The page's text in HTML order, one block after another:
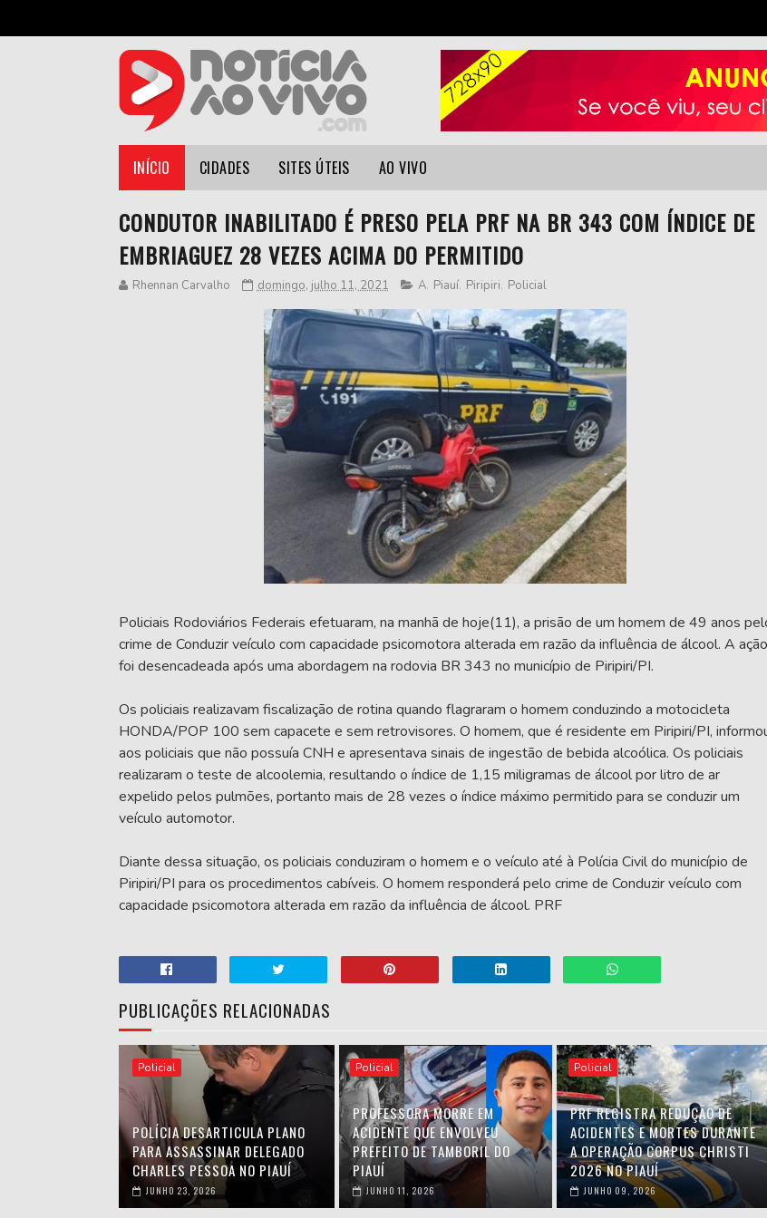
INÍCIO CIDADES SITES ÚTEIS AO VIVO
CONDUTOR INABILITADO É PRESO PELA PRF NA BR 343 COM ÍNDICE DE
EMBRIAGUEZ 28 VEZES ACIMA DO PERMITIDO
Rhennan Carvalho domingo, julho 11, 2021 A, Piauí, Piripiri, Policial
Policiais Rodoviários Federais efetuaram, na manhã de hoje(11), a prisão de um homem de 49 anos
crime de Conduzir veículo com capacidade psicomotora alterada em razão da influência de álcool. A ação
foi desencadeada após uma abordagem na rodovia BR 343 no município de Piripiri/PI.
Os policiais realizavam fiscalização de rotina quando flagraram o homem conduzindo a motocicleta
HONDA/POP 100 sem capacete e sem retrovisores. O homem, que é residente em Piripiri/PI,
aos policiais que não possuía CNH e apresentava sinais de ingestão de bebida alcoólica. Os policiais
realizaram o teste de alcoolemia, resultando o índice de 1,15 miligramas de álcool por litro de ar
expelido pelos pulmões, portanto mais de 28 vezes o índice máximo permitido para se conduzir um
veículo automotor.
Diante dessa situação, os policiais conduziram o homem e o veículo até à Polícia Civil do município de
Piripiri/PI para os procedimentos cabíveis. O homem responderá pelo crime de Conduzir veículo com
capacidade psicomotora alterada em razão da influência de álcool. PRF
PUBLICAÇÕES RELACIONADAS
Policial
POLÍCIA DESARTICULA PLANO
PARA ASSASSINAR DELEGADO
CHARLES PESSOA NO PIAUÍ
JUNHO 23, 2026
Policial
PROFESSORA MORRE EM
ACIDENTE QUE ENVOLVEU
PREFEITO DE TAMBORIL DO
PIAUÍ
JUNHO 11, 2026
Policial
PRF REGISTRA REDUÇÃO DE
ACIDENTES E MORTES DURANTE
A OPERAÇÃO CORPUS CHRISTI
2026 NO PIAUÍ
JUNHO 09, 2026